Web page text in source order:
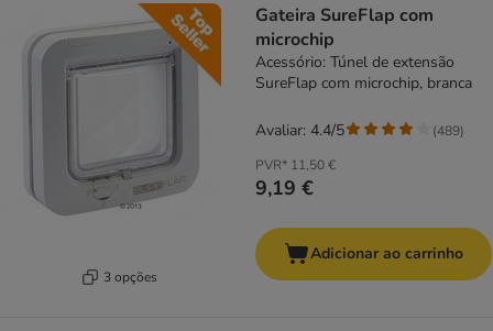
3 opções
Gateira SureFlap com
microchip
Acessório: Túnel de extensão
SureFlap com microchip, branca
PVR* 11,50 €
9,19 €
Avaliar: 4.4/5 (489)
Adicionar ao carrinho